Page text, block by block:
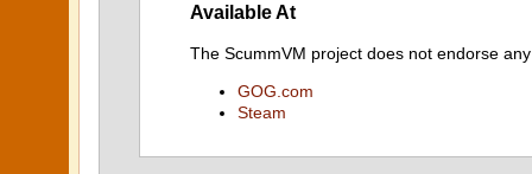
Available At
The ScummVM project does not endorse
GOG.com
Steam